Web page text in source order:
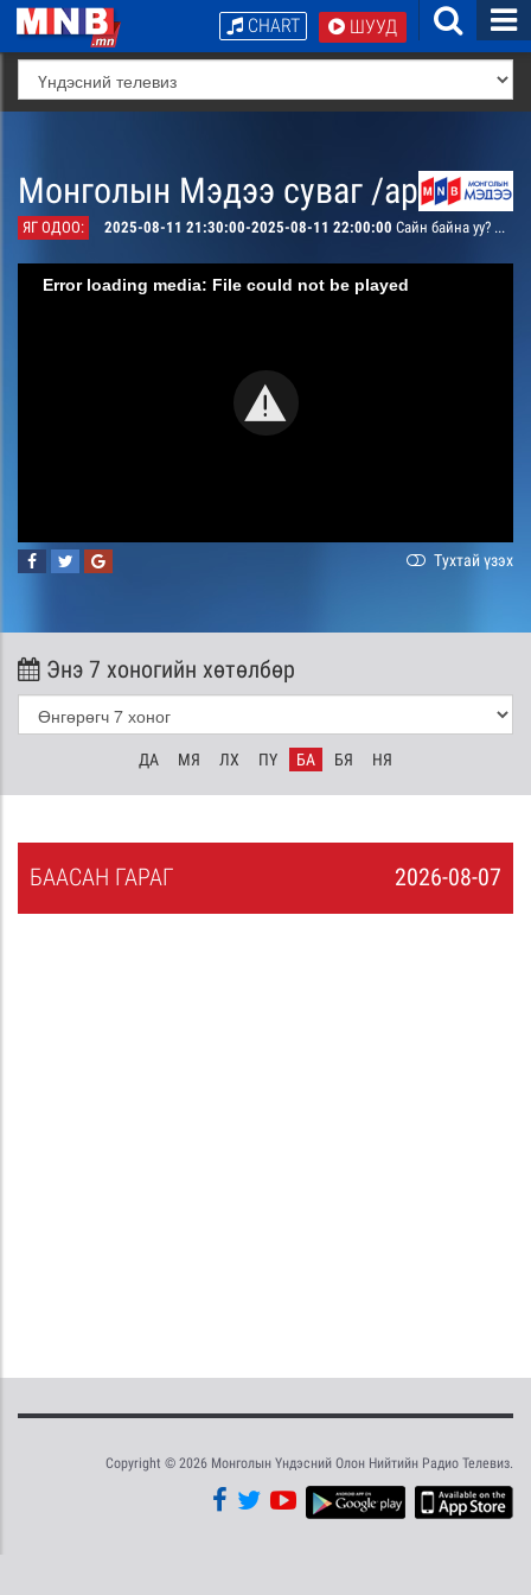
ШУУД
CHART
Монголын Мэдээ суваг /архив/
ЯГ ОДОО: 2025-08-11 21:30:00-2025-08-11 22:00:00 Сайн байна уу? Дундад орон #5
Error loading media: File could not be played
Тухтай үзэх
Энэ 7 хоногийн хөтөлбөр
ДА МЯ ЛХ ПҮ БА БЯ НЯ
2026-08-07
БААСАН ГАРАГ
Copyright © 2026 Монголын Үндэсний Олон Нийтийн Радио Телевиз.